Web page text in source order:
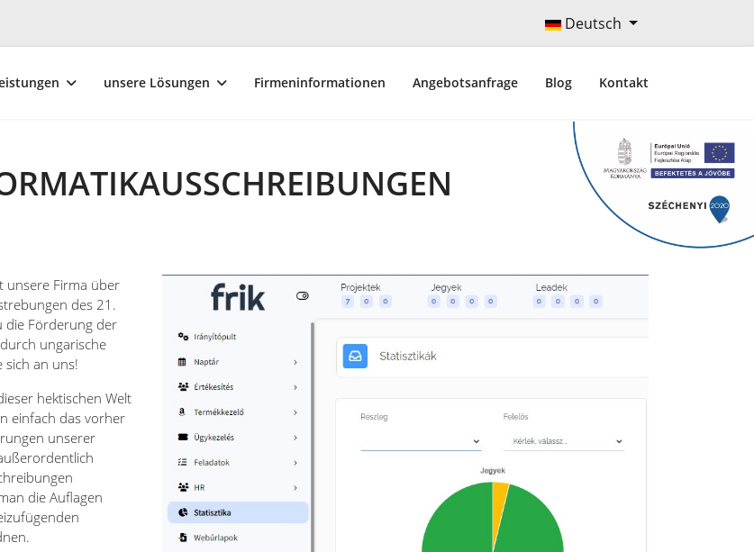
Deutsch
unsere Lösungen Firmeninformationen Angebotsanfrage Blog Kontakt
unsere Firma über
des 21.
die Förderung der
ungarische
sich an uns!
hektischen Welt
einfach das vorher
unserer
die Auflagen